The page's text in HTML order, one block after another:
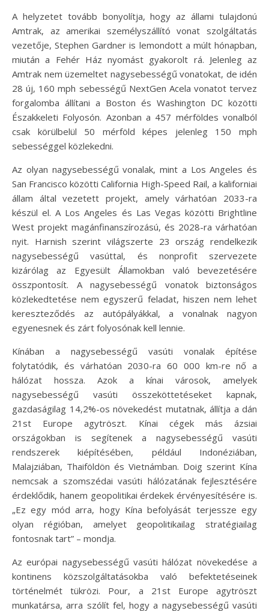
A helyzetet tovább bonyolítja, hogy az állami tulajdonú
Amtrak, az amerikai személyszállító vonat szolgáltatás
vezetője, Stephen Gardner is lemondott a múlt hónapban,
miután a Fehér Ház nyomást gyakorolt rá. Jelenleg az
Amtrak nem üzemeltet nagysebességű vonatokat, de idén
28 új, 160 mph sebességű NextGen Acela vonatot tervez
forgalomba állítani a Boston és Washington DC közötti
Északkeleti Folyosón. Azonban a 457 mérföldes vonalból
csak körülbelül 50 mérföld képes jelenleg 150 mph
sebességgel közlekedni.
Az olyan nagysebességű vonalak, mint a Los Angeles és
San Francisco közötti California High-Speed Rail, a kaliforniai
állam által vezetett projekt, amely várhatóan 2033-ra
készül el. A Los Angeles és Las Vegas közötti Brightline
West projekt magánfinanszírozású, és 2028-ra várhatóan
nyit. Harnish szerint világszerte 23 ország rendelkezik
nagysebességű vasúttal, és nonprofit szervezete
kizárólag az Egyesült Államokban való bevezetésére
összpontosít. A nagysebességű vonatok biztonságos
közlekedtetése nem egyszerű feladat, hiszen nem lehet
kereszteződés az autópályákkal, a vonalnak nagyon
egyenesnek és zárt folyosónak kell lennie.
Kínában a nagysebességű vasúti vonalak építése
folytatódik, és várhatóan 2030-ra 60 000 km-re nő a
hálózat hossza. Azok a kínai városok, amelyek
nagysebességű vasúti összeköttetéseket kapnak,
gazdaságilag 14,2%-os növekedést mutatnak, állítja a dán
21st Europe agytröszt. Kínai cégek más ázsiai
országokban is segítenek a nagysebességű vasúti
rendszerek kiépítésében, például Indonéziában,
Malajziában, Thaiföldön és Vietnámban. Doig szerint Kína
nemcsak a szomszédai vasúti hálózatának fejlesztésére
érdeklődik, hanem geopolitikai érdekek érvényesítésére is.
„Ez egy mód arra, hogy Kína befolyását terjessze egy
olyan régióban, amelyet geopolitikailag stratégiailag
fontosnak tart” – mondja.
Az európai nagysebességű vasúti hálózat növekedése a
kontinens közszolgáltatásokba való befektetéseinek
történelmét tükrözi. Pour, a 21st Europe agytröszt
munkatársa, arra szólít fel, hogy a nagysebességű vasúti